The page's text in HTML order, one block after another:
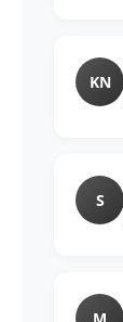
KN
S
M